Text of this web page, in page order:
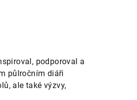
podporoval a
půlročním diáři
ale také výzvy,